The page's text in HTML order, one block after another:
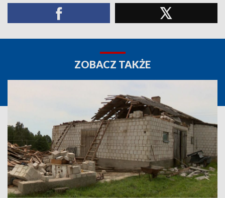
ZOBACZ TAKŻE